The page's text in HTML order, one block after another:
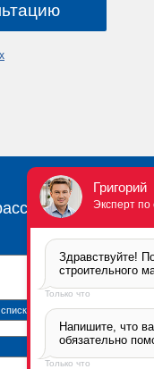
Григорий
Эксперт
Здравствуйте!
строительного
Только что
Напишите, что
обязательно
Только что